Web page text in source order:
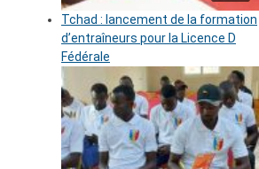
Tchad : lancement de la formation
d’entraîneurs pour la Licence D
Fédérale